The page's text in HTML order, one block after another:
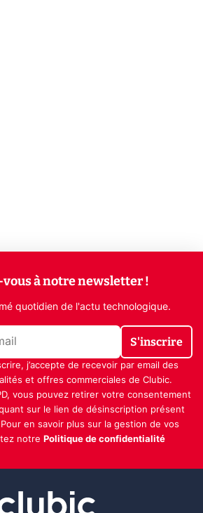
à notre newsletter !
quotidien de l'actu technologique.
S'inscrire
j’accepte de recevoir par email des
et offres commerciales de Clubic.
vous pouvez retirer votre consentement
sur le lien de désinscription présent
en savoir plus sur la gestion de vos
notre Politique de confidentialité